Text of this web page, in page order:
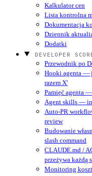
Kalkulator cen
Lista kontrolna
Dokumentacja
Dziennik
Dodatki
DEVELOPER
Przewodnik po
Hooki agenta —
razem X'
Pamięć agenta
Agent skills —
Auto-PR
review
Budowanie
slash command
CLAUDE.md /
przeżywa każdą
Monitoring